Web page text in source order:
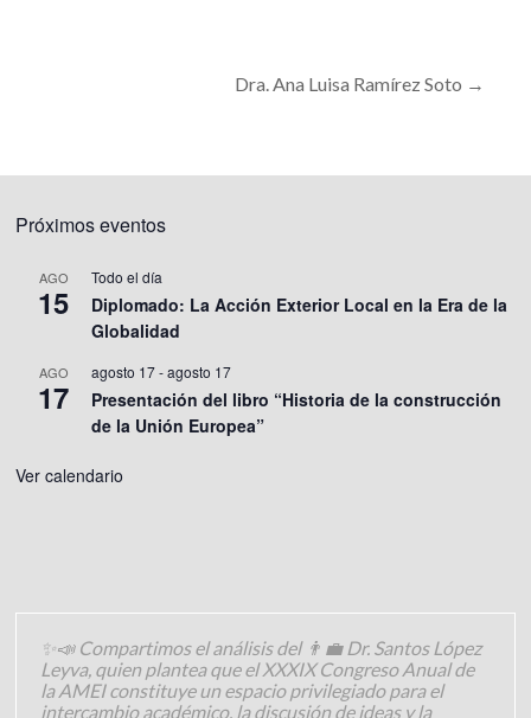
Dra. Ana Luisa Ramírez Soto →
Próximos eventos
AGO
15
Todo el día
Diplomado: La Acción Exterior Local en la Era de la
Globalidad
AGO
17
agosto 17-agosto 17
Presentación del libro “Historia de la construcción
de la Unión Europea”
Ver calendario
✨📣 Compartimos el análisis del 👨‍💼 Dr. Santos López
Leyva, quien plantea que el XXXIX Congreso Anual de
la AMEI constituye un espacio privilegiado para el
intercambio académico, la discusión de ideas y la